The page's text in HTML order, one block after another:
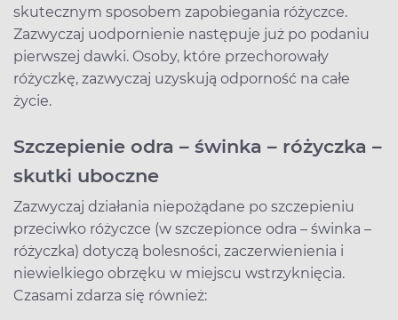
skutecznym sposobem zapobiegania różyczce.
Zazwyczaj uodpornienie następuje już po podaniu
pierwszej dawki. Osoby, które przechorowały
różyczkę, zazwyczaj uzyskują odporność na całe
życie.
Szczepienie odra – świnka – różyczka –
skutki uboczne
Zazwyczaj działania niepożądane po szczepieniu
przeciwko różyczce (w szczepionce odra – świnka –
różyczka) dotyczą bolesności, zaczerwienienia i
niewielkiego obrzęku w miejscu wstrzyknięcia.
Czasami zdarza się również: